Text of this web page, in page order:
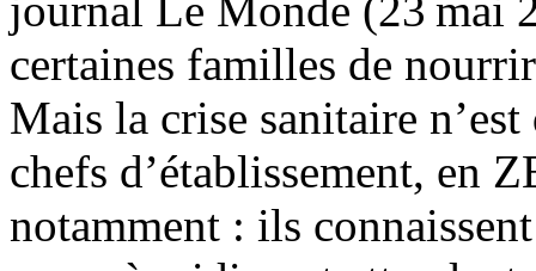
certaines familles de
Mais la crise sanitaire
chefs d’établissement, en
notamment : ils